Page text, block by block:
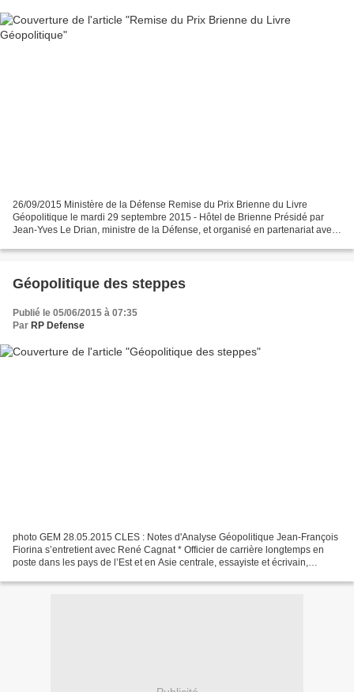
26/09/2015 Ministère de la Défense Remise du Prix Brienne du Livre
Géopolitique le mardi 29 septembre 2015 - Hôtel de Brienne Présidé par
Jean-Yves Le Drian, ministre de la Défense, et organisé en partenariat avec
Géopolitique des steppes
Publié le 05/06/2015 à 07:35
Par RP Defense
photo GEM 28.05.2015 CLES : Notes d'Analyse Géopolitique Jean-François
Fiorina s’entretient avec René Cagnat * Officier de carrière longtemps en
poste dans les pays de l’Est et en Asie centrale, essayiste et écrivain,